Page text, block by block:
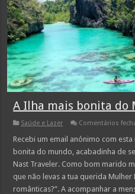
A Ilha mais bonita do
Saúde e Lazer Comentários
Recebi um email anónimo com
bonita do mundo, acabadinha de
Nast Traveler. Como bom marido
que não levas a tua querida
românticas?”. A acompanhar a